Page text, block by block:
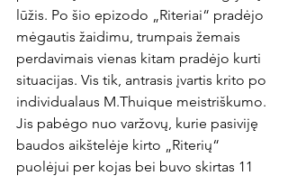
lūžis. Po šio epizodo „Riteriai“ pradėjo
mėgautis žaidimu, trumpais žemais
perdavimais vienas kitam pradėjo kurti
situacijas. Vis tik, antrasis įvartis krito po
individualaus M.Thuique meistriškumo.
Jis pabėgo nuo varžovų, kurie pasiviję
baudos aikštelėje kirto „Riterių“
puolėjui per kojas bei buvo skirtas 11